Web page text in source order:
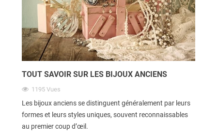
TOUT SAVOIR SUR LES BIJOUX ANCIENS
1195 Vues
Les bijoux anciens se distinguent généralement par leurs
formes et leurs styles uniques, souvent reconnaissables
au premier coup d’œil.